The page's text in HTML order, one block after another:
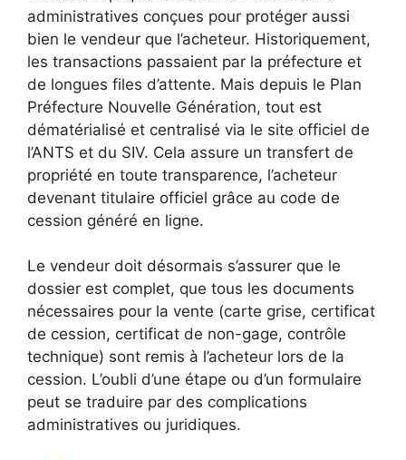
administratives conçues pour protéger aussi
bien le vendeur que l’acheteur. Historiquement,
les transactions passaient par la préfecture et
de longues files d’attente. Mais depuis le Plan
Préfecture Nouvelle Génération, tout est
dématérialisé et centralisé via le site officiel de
l’ANTS et du SIV. Cela assure un transfert de
propriété en toute transparence, l’acheteur
devenant titulaire officiel grâce au code de
cession généré en ligne.
Le vendeur doit désormais s’assurer que le
dossier est complet, que tous les documents
nécessaires pour la vente (carte grise, certificat
de cession, certificat de non-gage, contrôle
technique) sont remis à l’acheteur lors de la
cession. L’oubli d’une étape ou d’un formulaire
peut se traduire par des complications
administratives ou juridiques.